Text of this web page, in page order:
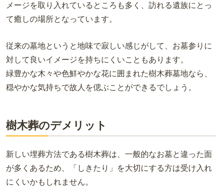
メージを取り入れているところも多く、訪れる遺族にとっ
て癒しの場所となっています。
従来の墓地というと地味で寂しい感じがして、お墓参りに
対して良いイメージを持ちにくいこともあります。
緑豊かな木々や色鮮やかな花に囲まれた樹木葬墓地なら、
穏やかな気持ちで故人を偲ぶことができるでしょう。
樹木葬のデメリット
新しい埋葬方法である樹木葬は、一般的なお墓と違った面
が多くあるため、「しきたり」を大切にする方は受け入れ
にくいかもしれません。